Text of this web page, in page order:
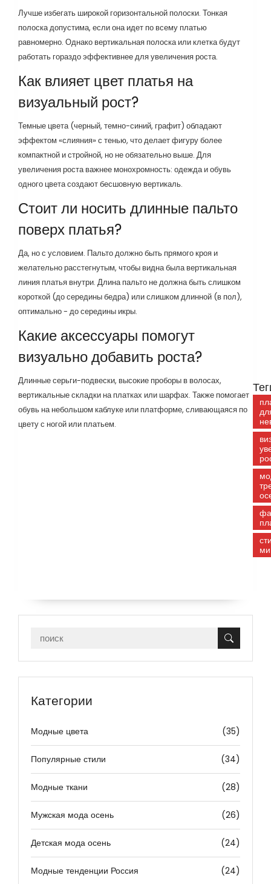
Лучше избегать широкой горизонтальной полоски. Тонкая
полоска допустима, если она идет по всему платью
равномерно. Однако вертикальная полоска или клетка будут
работать гораздо эффективнее для увеличения роста.
Как влияет цвет платья на
визуальный рост?
Темные цвета (черный, темно-синий, графит) обладают
эффектом «слияния» с тенью, что делает фигуру более
компактной и стройной, но не обязательно выше. Для
увеличения роста важнее монохромность: одежда и обувь
одного цвета создают бесшовную вертикаль.
Стоит ли носить длинные пальто
поверх платья?
Да, но с условием. Пальто должно быть прямого кроя и
желательно расстегнутым, чтобы видна была вертикальная
линия платья внутри. Длина пальто не должна быть слишком
короткой (до середины бедра) или слишком длинной (в пол),
оптимально - до середины икры.
Какие аксессуары помогут
визуально добавить роста?
Длинные серьги-подвески, высокие проборы в волосах,
вертикальные складки на платках или шарфах. Также помогает
обувь на небольшом каблуке или платформе, сливающаяся по
цвету с ногой или платьем.
Категории
Модные цвета (35)
Популярные стили (34)
Модные ткани (28)
Мужская мода осень (26)
Детская мода осень (24)
Модные тенденции Россия (24)